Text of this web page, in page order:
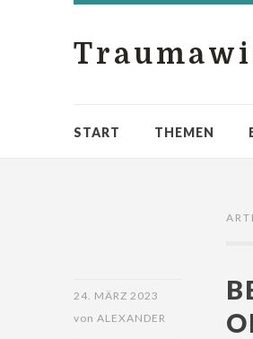
START THEMEN
24. MÄRZ 2023
von ALEXANDER